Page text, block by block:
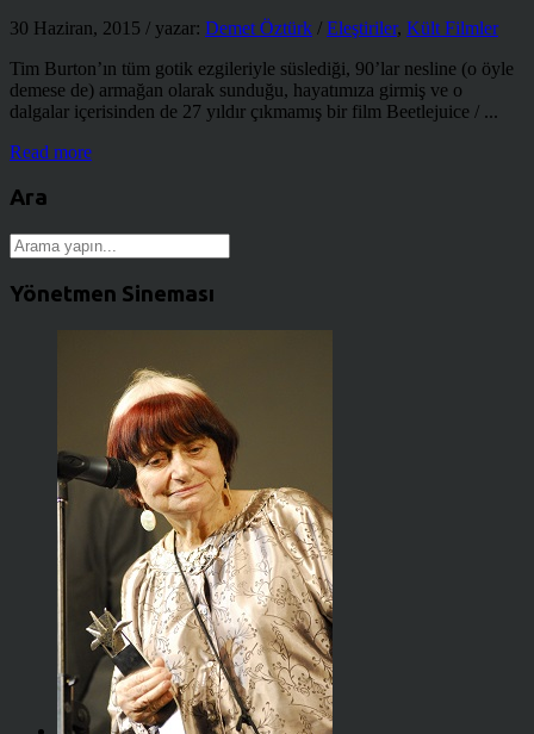
30 Haziran, 2015 / yazar: Demet Öztürk / Eleştiriler, Kült Filmler
Tim Burton’ın tüm gotik ezgileriyle süslediği, 90’lar nesline (o öyle
demese de) armağan olarak sunduğu, hayatımıza girmiş ve o
dalgalar içerisinden de 27 yıldır çıkmamış bir film Beetlejuice / ...
Read more
Ara
Yönetmen Sineması